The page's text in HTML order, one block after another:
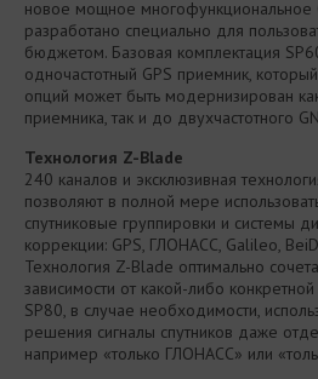
новое мощное многофункциональное
разработано специально для
бюджетом. Базовая комплектация
одночастотный GPS приемник,
опций может быть модернизирован
приемника, так и до двухчастотного
Технология Z-Blade
240 каналов и эксклюзивная
позволяют в полной мере
спутниковые группировки и системы
коррекции: GPS, ГЛОНАСС, Galileo,
Технология Z-Blade оптимально
зависимости от какой-либо
SP80, в случае необходимости,
решения сигналы спутников даже
например «только ГЛОНАСС» или